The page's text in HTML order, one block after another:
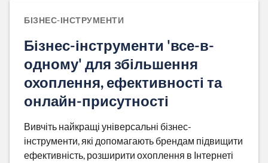
БІЗНЕС-ІНСТРУМЕНТИ
Бізнес-інструменти 'все-в-
одному' для збільшення
охоплення, ефективності та
онлайн-присутності
Вивчіть найкращі універсальні бізнес-
інструменти, які допомагають брендам підвищити
ефективність, розширити охоплення в Інтернеті